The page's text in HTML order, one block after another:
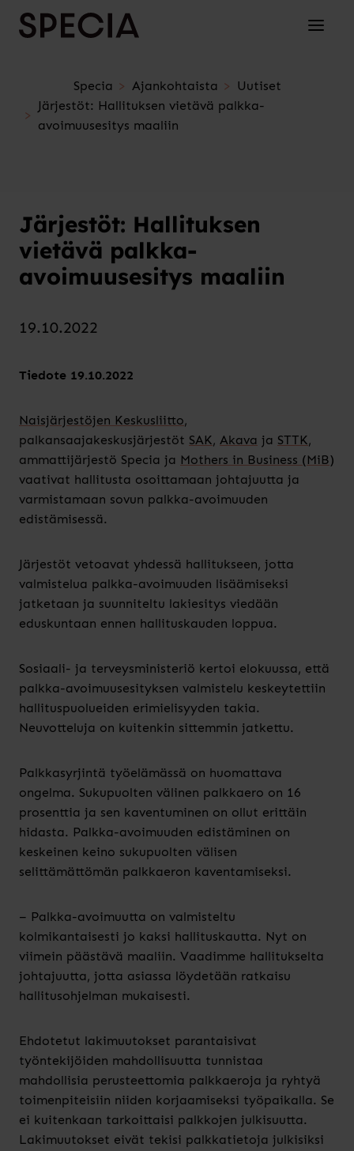
Siirry sisältöön Avaa/
Specia Ajankohtaista
Uutiset
Järjestöt: Hallituksen vietävä palkka-
avoimuusesitys maaliin
Järjestöt: Hallituksen
vietävä palkka-
avoimuusesitys maaliin
19.10.2022
Tiedote 19.10.2022
Naisjärjestöjen Keskusliitto,
palkansaajakeskusjärjestöt SAK, Akava ja STTK,
ammattijärjestö Specia ja Mothers in Business (MiB)
vaativat hallitusta osoittamaan johtajuutta ja
varmistamaan sovun palkka-avoimuuden
edistämisessä.
Järjestöt vetoavat yhdessä hallitukseen, jotta
valmistelua palkka-avoimuuden lisäämiseksi
jatketaan ja suunniteltu lakiesitys viedään
eduskuntaan ennen hallituskauden loppua.
Sosiaali- ja terveysministeriö kertoi elokuussa, että
palkka-avoimuusesityksen valmistelu keskeytettiin
hallituspuolueiden erimielisyyden takia.
Neuvotteluja on kuitenkin sittemmin jatkettu.
Palkkasyrjintä työelämässä on huomattava
ongelma. Sukupuolten välinen palkkaero on 16
prosenttia ja sen kaventuminen on ollut erittäin
hidasta. Palkka-avoimuuden edistäminen on
keskeinen keino sukupuolten välisen
selittämättömän palkkaeron kaventamiseksi.
– Palkka-avoimuutta on valmisteltu
kolmikantaisesti jo kaksi hallituskautta. Nyt on
viimein päästävä maaliin. Vaadimme hallitukselta
johtajuutta, jotta asiassa löydetään ratkaisu
hallitusohjelman mukaisesti.
Ehdotetut lakimuutokset parantaisivat
työntekijöiden mahdollisuutta tunnistaa
mahdollisia perusteettomia palkkaeroja ja ryhtyä
toimenpiteisiin niiden korjaamiseksi työpaikalla. Se
ei kuitenkaan tarkoittaisi palkkojen julkisuutta.
Lakimuutokset eivät tekisi palkkatietoja julkisiksi